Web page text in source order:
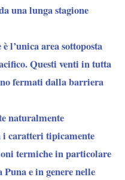
una lunga stagione
è l’unica area sottoposta
Questi venti in tutta
fermati dalla barriera
naturalmente
i caratteri tipicamente
termiche in particolare
Puna e in genere nelle